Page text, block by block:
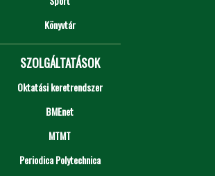
Könyvtár
SZOLGÁLTATÁSOK
Oktatási keretrendszer
BMEnet
MTMT
Periodica Polytechnica